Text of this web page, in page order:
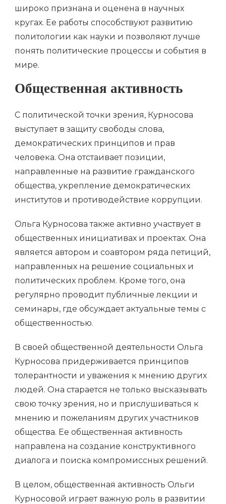
широко признана и оценена в научных
кругах. Ее работы способствуют развитию
политологии как науки и позволяют лучше
понять политические процессы и события в
мире.
Общественная активность
С политической точки зрения, Курносова
выступает в защиту свободы слова,
демократических принципов и прав
человека. Она отстаивает позиции,
направленные на развитие гражданского
общества, укрепление демократических
институтов и противодействие коррупции.
Ольга Курносова также активно участвует в
общественных инициативах и проектах. Она
является автором и соавтором ряда петиций,
направленных на решение социальных и
политических проблем. Кроме того, она
регулярно проводит публичные лекции и
семинары, где обсуждает актуальные темы с
общественностью.
В своей общественной деятельности Ольга
Курносова придерживается принципов
толерантности и уважения к мнению других
людей. Она старается не только высказывать
свою точку зрения, но и прислушиваться к
мнению и пожеланиям других участников
общества. Ее общественная активность
направлена на создание конструктивного
диалога и поиска компромиссных решений.
В целом, общественная активность Ольги
Курносовой играет важную роль в развитии